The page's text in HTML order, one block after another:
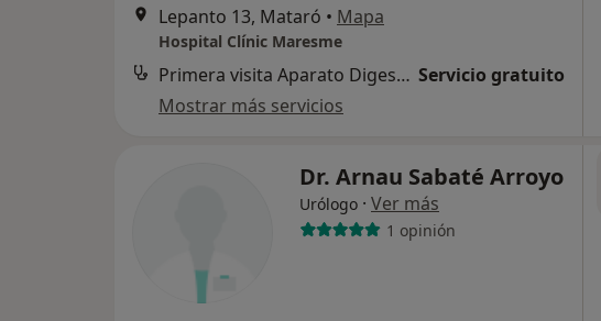
Lepanto 13, Mataró • Mapa
Hospital Clínic Maresme
Primera visita Aparato Digestivo Servicio gratuito
Mostrar más servicios
Dr. Arnau Sabaté Arroyo
Urólogo · Ver más
1 opinión